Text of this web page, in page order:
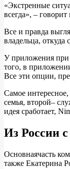
«Экстренные
всегда», –
Все и правда
владельца,
У приложения при
того, в
Все эти опции,
Самое интересное,
семья, второй–
идея сработает,
Из России
Основнаячасть
также Екатерина